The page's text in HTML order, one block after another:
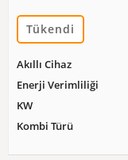
Tükendi
Akıllı Cihaz
Enerji Verimliliği
KW
Kombi Türü